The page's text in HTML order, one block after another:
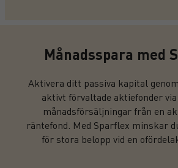
Månadsspara med
Aktivera ditt passiva kapital
aktivt förvaltade aktiefonder
månadsförsäljningar från en
räntefond. Med Sparflex minskar
för stora belopp vid en